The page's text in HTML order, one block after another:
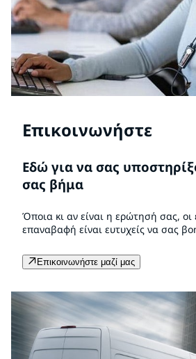
Επικοινωνήστε
Εδώ για να σας
σας βήμα
Όποια κι αν είναι η ερώτησή σας, οι
επαναβαφή είναι ευτυχείς να σας
Επικοινωνήστε μαζί μας